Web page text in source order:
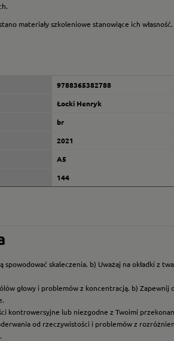
materiały szkoleniowe stanowiące ich własność.
9788365382788
Łocki Henryk
br
2021
A5
144
skaleczenia. b) Uważaj na okładki z
głowy i problemów z koncentracją. b)
kontrowersyjne lub niezgodne z Twoimi
od rzeczywistości i problemów z